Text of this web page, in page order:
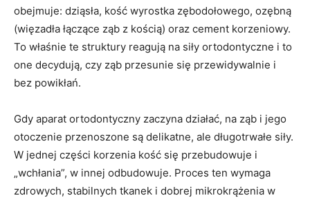
obejmuje: dziąsła, kość wyrostka zębodołowego, ozębną
(więzadła łączące ząb z kością) oraz cement korzeniowy.
To właśnie te struktury reagują na siły ortodontyczne i to
one decydują, czy ząb przesunie się przewidywalnie i
bez powikłań.
Gdy aparat ortodontyczny zaczyna działać, na ząb i jego
otoczenie przenoszone są delikatne, ale długotrwałe siły.
W jednej części korzenia kość się przebudowuje i
„wchłania”, w innej odbudowuje. Proces ten wymaga
zdrowych, stabilnych tkanek i dobrej mikrokrążenia w